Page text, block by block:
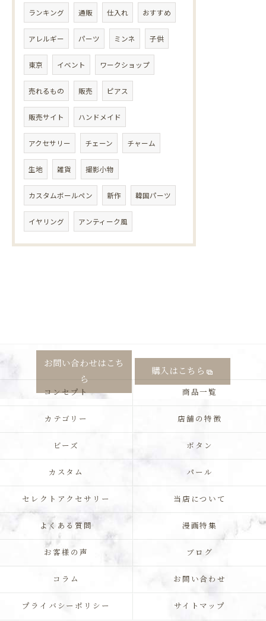
ランキング 通販 仕入れ おすすめ
アレルギー パーツ ミンネ 子供
東京 イベント ワークショップ
売れるもの 販売 ピアス
販売サイト ハンドメイド
アクセサリー チェーン チャーム
生地 雑貨 撮影小物
カスタムボールペン 新作 韓国パーツ
イヤリング アンティーク風
お問い合わせはこち
ら
購入はこちら
コンセプト 商品一覧
カテゴリー 店舗の特徴
ビーズ ボタン
カスタム パール
セレクトアクセサリー 当店について
よくある質問 漫画特集
お客様の声 ブログ
コラム お問い合わせ
プライバシーポリシー サイトマップ